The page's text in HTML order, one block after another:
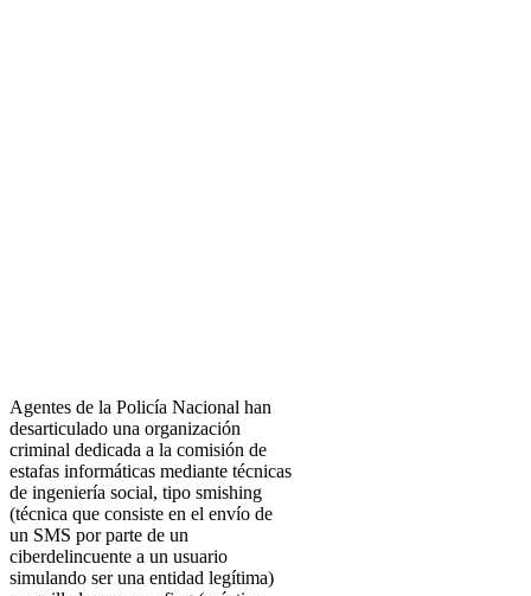
Agentes de la Policía Nacional han
desarticulado una organización
criminal dedicada a la comisión de
estafas informáticas mediante técnicas
de ingeniería social, tipo smishing
(técnica que consiste en el envío de
un SMS por parte de un
ciberdelincuente a un usuario
simulando ser una entidad legítima)